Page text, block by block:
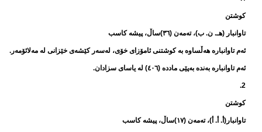
كوشتن
تاوانبار (هـ. ن. ب)، تەمەن (٣٦)ساڵ، پیشە كاسب
ئەم تاوانبارە هەڵساوە بە كوشتنی ئامۆزای خۆی، لەسەر كێشەی خێزانی لە مەلائۆمەر.
ئەم تاوانبارە بەندە بەپێی ماددە (٤٠٦) لە یاسای سزادان.
2.
كوشتن
تاوانبار(أ. أ. أ)، تەمەن (١٧)ساڵ، پیشە كاسب